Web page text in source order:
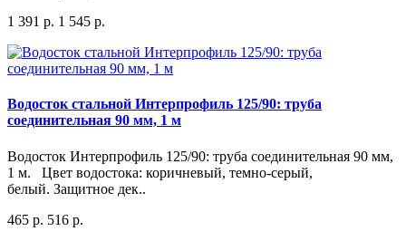
1 391 р. 1 545 р.
Водосток стальной Интерпрофиль 125/90: труба
соединительная 90 мм, 1 м
Водосток Интерпрофиль 125/90: труба соединительная 90 мм,
1 м. Цвет водостока: коричневый, темно-серый,
белый. Защитное дек..
465 р. 516 р.